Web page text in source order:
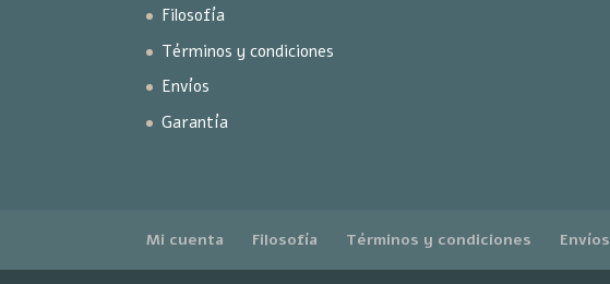
Filosofía
Términos y condiciones
Envíos
Garantía
Mi cuenta Filosofía Términos y condiciones Envíos